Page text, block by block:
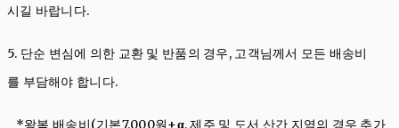
시길 바랍니다.
5. 단순 변심에 의한 교환 및 반품의 경우, 고객님께서 모든 배송비
를 부담해야 합니다.
*왕복 배송비(기본7,000원+α, 제주 및 도서 산간 지역의 경우 추가